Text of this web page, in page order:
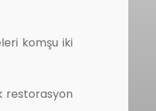
komşu iki
restorasyon